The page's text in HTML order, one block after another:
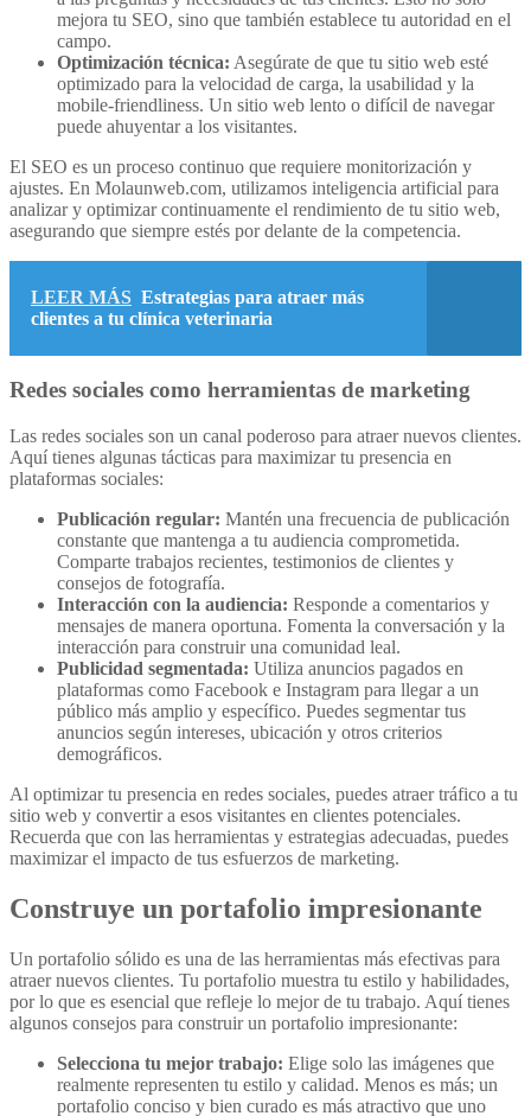
mejora tu SEO, sino que también establece tu autoridad en el
campo.
Optimización técnica: Asegúrate de que tu sitio web esté
optimizado para la velocidad de carga, la usabilidad y la
mobile-friendliness. Un sitio web lento o difícil de navegar
puede ahuyentar a los visitantes.
El SEO es un proceso continuo que requiere monitorización y
ajustes. En Molaunweb.com, utilizamos inteligencia artificial para
analizar y optimizar continuamente el rendimiento de tu sitio web,
asegurando que siempre estés por delante de la competencia.
LEER MÁS Estrategias para atraer más
clientes a tu clínica veterinaria
Redes sociales como herramientas de marketing
Las redes sociales son un canal poderoso para atraer nuevos clientes.
Aquí tienes algunas tácticas para maximizar tu presencia en
plataformas sociales:
Publicación regular: Mantén una frecuencia de publicación
constante que mantenga a tu audiencia comprometida.
Comparte trabajos recientes, testimonios de clientes y
consejos de fotografía.
Interacción con la audiencia: Responde a comentarios y
mensajes de manera oportuna. Fomenta la conversación y la
interacción para construir una comunidad leal.
Publicidad segmentada: Utiliza anuncios pagados en
plataformas como Facebook e Instagram para llegar a un
público más amplio y específico. Puedes segmentar tus
anuncios según intereses, ubicación y otros criterios
demográficos.
Al optimizar tu presencia en redes sociales, puedes atraer tráfico a tu
sitio web y convertir a esos visitantes en clientes potenciales.
Recuerda que con las herramientas y estrategias adecuadas, puedes
maximizar el impacto de tus esfuerzos de marketing.
Construye un portafolio impresionante
Un portafolio sólido es una de las herramientas más efectivas para
atraer nuevos clientes. Tu portafolio muestra tu estilo y habilidades,
por lo que es esencial que refleje lo mejor de tu trabajo. Aquí tienes
algunos consejos para construir un portafolio impresionante:
Selecciona tu mejor trabajo: Elige solo las imágenes que
realmente representen tu estilo y calidad. Menos es más; un
portafolio conciso y bien curado es más atractivo que uno